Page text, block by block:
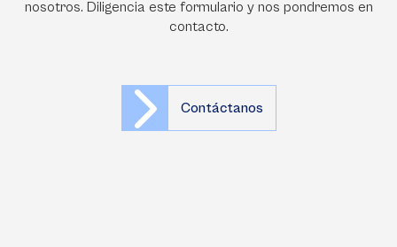
nosotros. Diligencia este formulario y nos pondremos en
contacto.
Contáctanos